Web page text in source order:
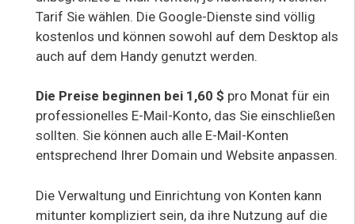
Tarif Sie wählen. Die Google-Dienste sind völlig
kostenlos und können sowohl auf dem Desktop als
auch auf dem Handy genutzt werden.
Die Preise beginnen bei 1,60 $ pro Monat für ein
professionelles E-Mail-Konto, das Sie einschließen
sollten. Sie können auch alle E-Mail-Konten
entsprechend Ihrer Domain und Website anpassen.
Die Verwaltung und Einrichtung von Konten kann
mitunter kompliziert sein, da ihre Nutzung auf die